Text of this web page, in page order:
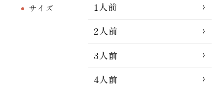
サイズ
1人前
2人前
3人前
4人前